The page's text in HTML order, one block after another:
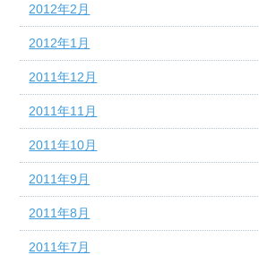
2012年2月
2012年1月
2011年12月
2011年11月
2011年10月
2011年9月
2011年8月
2011年7月